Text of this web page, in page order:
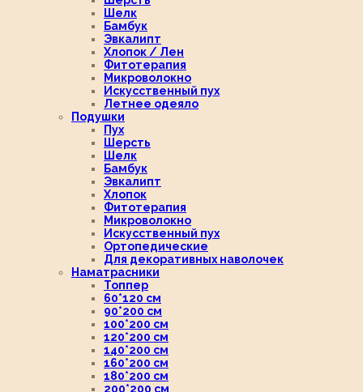
Шелк
Бамбук
Эвкалипт
Хлопок / Лен
Фитотерапия
Микроволокно
Искусственный пух
Летнее одеяло
Подушки
Пух
Шерсть
Шелк
Бамбук
Эвкалипт
Хлопок
Фитотерапия
Микроволокно
Искусственный пух
Ортопедические
Для декоративных наволочек
Наматрасники
Топпер
60*120 см
90*200 см
100*200 см
120*200 см
140*200 см
160*200 см
180*200 см
200*200 см